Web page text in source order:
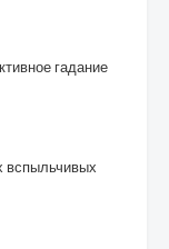
гадание
вспыльчивых